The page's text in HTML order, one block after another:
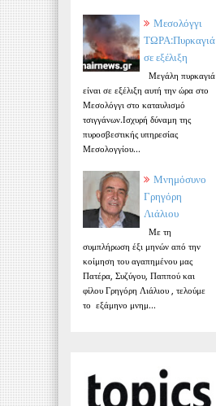
Μεσολόγγι
ΤΩΡΑ:Πυρκαγιά
σε εξέλιξη
Μεγάλη πυρκαγιά
είναι σε εξέλιξη αυτή την ώρα στο
Μεσολόγγι στο καταυλισμό
τσιγγάνων.Ισχυρή δύναμη της
πυροσβεστικής υπηρεσίας
Μεσολογγίου...
Μνημόσυνο
Γρηγόρη
Λιάλιου
Με τη
συμπλήρωση έξι μηνών από την
κοίμηση του αγαπημένου μας
Πατέρα, Συζύγου, Παππού και
φίλου Γρηγόρη Λιάλιου , τελούμε
το εξάμηνο μνημ...